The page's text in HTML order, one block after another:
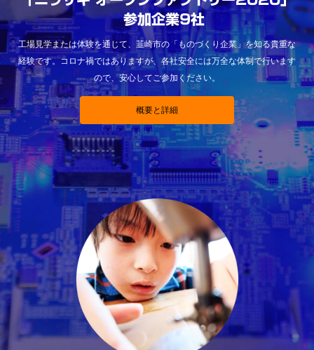
参加企業9社
工場見学または体験を通じて、韮崎市の「ものづくり企業」を知る貴重な
経験です。コロナ禍ではありますが、各社安全には万全な体制で行います
ので、安心してご参加ください。
概要と詳細